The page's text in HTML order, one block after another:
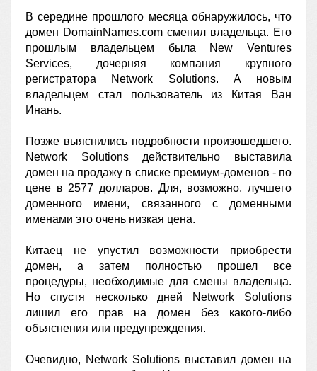
В середине прошлого месяца обнаружилось, что
домен DomainNames.com сменил владельца. Его
прошлым владельцем была New Ventures
Services, дочерняя компания крупного
регистратора Network Solutions. А новым
владельцем стал пользователь из Китая Ван
Инань.
Позже выяснились подробности произошедшего.
Network Solutions действительно выставила
домен на продажу в списке премиум-доменов - по
цене в 2577 долларов. Для, возможно, лучшего
доменного имени, связанного с доменными
именами это очень низкая цена.
Китаец не упустил возможности приобрести
домен, а затем полностью прошел все
процедуры, необходимые для смены владельца.
Но спустя несколько дней Network Solutions
лишил его прав на домен без какого-либо
объяснения или предупреждения.
Очевидно, Network Solutions выставил домен на